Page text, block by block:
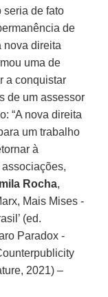
seria de fato
de
nova direita
uma de
a conquistar
de um assessor
“A nova direita
um trabalho
à
Rocha,
Mais Mises -
(ed.
Paradox -
2021) –